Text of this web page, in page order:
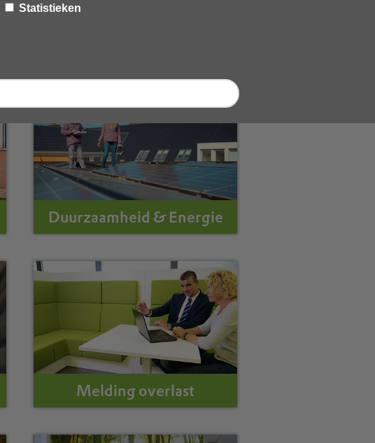
Statistieken
Duurzaamheid & Energie
Melding overlast